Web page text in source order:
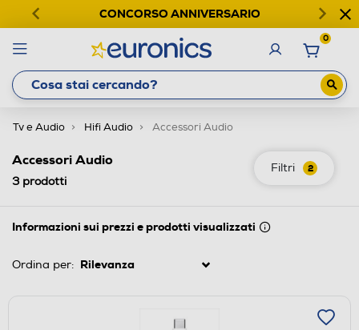
CONCORSO ANNIVERSARIO
0
Tv e Audio Hifi Audio Accessori Audio
Filtri 2
Accessori Audio
3prodotti
Informazioni sui prezzi e prodotti visualizzati
Ordina per: